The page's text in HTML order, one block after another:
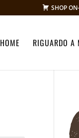
SHOP
HOME RIGUARDO A